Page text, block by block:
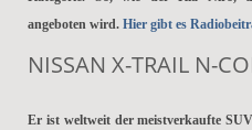
angeboten wird. Hier gibt es
NISSAN X-TRAIL N-
Er ist weltweit der meistverkaufte